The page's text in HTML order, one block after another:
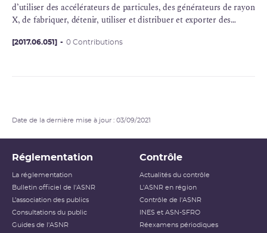
d’utiliser des accélérateurs de particules, des générateurs de rayon
X, de fabriquer, détenir, utiliser et distribuer et exporter des
radionucléides en sources scellées. Les produits fabriqués sont
[2017.06.051] 0 Contributions
Date de la dernière mise à jour : 03/09/2021
Réglementation
La réglementation
Bulletin officiel de l'ASNR
L’association des publics
Consultations du public
Guides de l'ASNR
Contrôle
Actualités du contrôle
L'ASNR en région
Contrôle de l'ASNR
INES et ASN-SFRO
Réexamens périodiques